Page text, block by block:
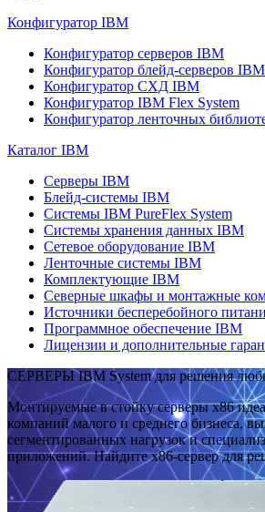
Конфигуратор IBM
Конфигуратор серверов IBM
Конфигуратор блейд-серверов
Конфигуратор СХД IBM
Конфигуратор IBM Flex System
Конфигуратор ленточных
Каталог IBM
Серверы IBM
Блейд-системы IBM
Системы IBM PureFlex System
Системы хранения данных IBM
Сетевое оборудование IBM
Ленточные системы IBM
Комплектующие IBM
Северные шкафы и монтажные
Источники бесперебойного
Программное обеспечение IBM
Лицензии и дополнительные
СЕРВЕРЫ IBM System для решения
Монтируемые в стойку серверы x86
компаний малого и среднего бизнеса,
сегментированных нагрузок и
приложений. Найдите x86-сервер для